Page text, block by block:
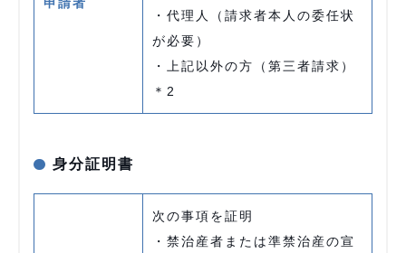
・代理人（請求者本人の委任状
が必要）
・上記以外の方（第三者請求）
＊2
身分証明書
次の事項を証明
・禁治産者または準禁治産の宣